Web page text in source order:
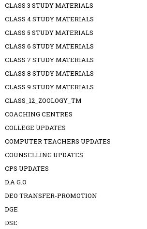
CLASS 3 STUDY MATERIALS
CLASS 4 STUDY MATERIALS
CLASS 5 STUDY MATERIALS
CLASS 6 STUDY MATERIALS
CLASS 7 STUDY MATERIALS
CLASS 8 STUDY MATERIALS
CLASS 9 STUDY MATERIALS
CLASS_12_ZOOLOGY_TM
COACHING CENTRES
COLLEGE UPDATES
COMPUTER TEACHERS UPDATES
COUNSELLING UPDATES
CPS UPDATES
D.A G.O
DEO TRANSFER-PROMOTION
DGE
DSE